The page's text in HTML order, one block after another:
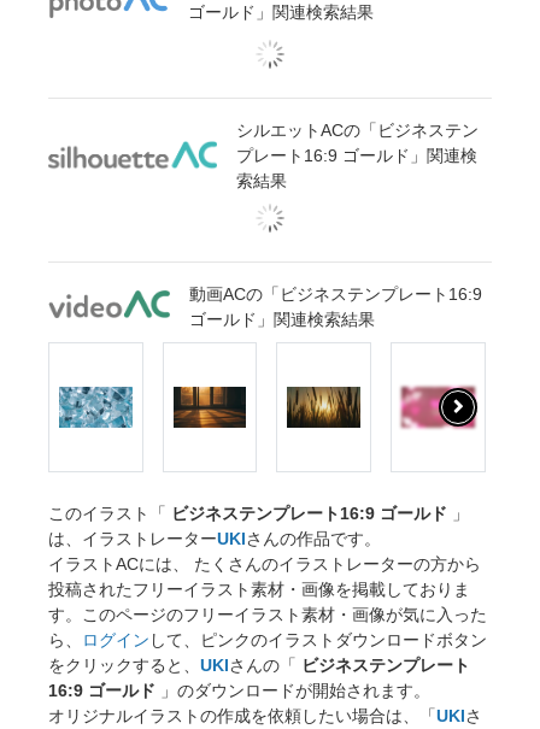
ゴールド」関連検索結果
シルエットACの「ビジネステン
プレート16:9 ゴールド」関連検
索結果
動画ACの「ビジネステンプレート16:9
ゴールド」関連検索結果
このイラスト「 ビジネステンプレート16:9 ゴールド 」
は、イラストレーターUKIさんの作品です。
イラストACには、 たくさんのイラストレーターの方から
投稿されたフリーイラスト素材・画像を掲載しておりま
す。このページのフリーイラスト素材・画像が気に入った
ら、
ログイン して、ピンクのイラストダウンロードボタン
をクリックすると、 UKIさんの「 ビジネステンプレート
16:9 ゴールド 」のダウンロードが開始されます。
オリジナルイラストの作成を依頼したい場合は、「UKIさ